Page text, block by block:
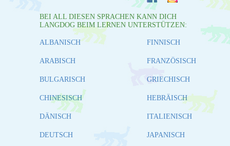
BEI ALL DIESEN SPRACHEN KANN DICH
LANGDOG BEIM LERNEN UNTERSTÜTZEN:
ALBANISCH
ARABISCH
BULGARISCH
CHINESISCH
DÄNISCH
DEUTSCH
FINNISCH
FRANZÖSISCH
GRIECHISCH
HEBRÄISCH
ITALIENISCH
JAPANISCH